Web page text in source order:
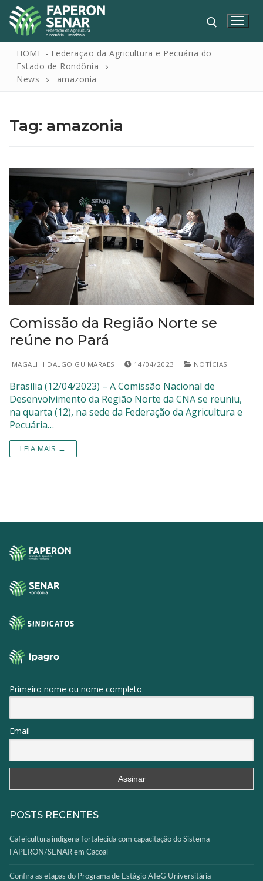
SENAR
SINDICATOS
IPAGRO
SISTEMAS
Chamados TI
Extranet
Solicitações LGPD
HOME - Federação da Agricultura e Pecuária do
Estado de Rondônia
News
amazonia
Tag: amazonia
Comissão da Região Norte se
reúne no Pará
MAGALI HIDALGO GUIMARÃES 14/04/2023 NOTÍCIAS
Brasília (12/04/2023) – A Comissão Nacional de
Desenvolvimento da Região Norte da CNA se reuniu,
na quarta (12), na sede da Federação da Agricultura e
Pecuária…
LEIA MAIS →
Primeiro nome ou nome completo
Email
POSTS RECENTES
Cafeicultura indígena fortalecida com capacitação do Sistema
FAPERON/SENAR em Cacoal
Confira as etapas do Programa de Estágio ATeG Universitária